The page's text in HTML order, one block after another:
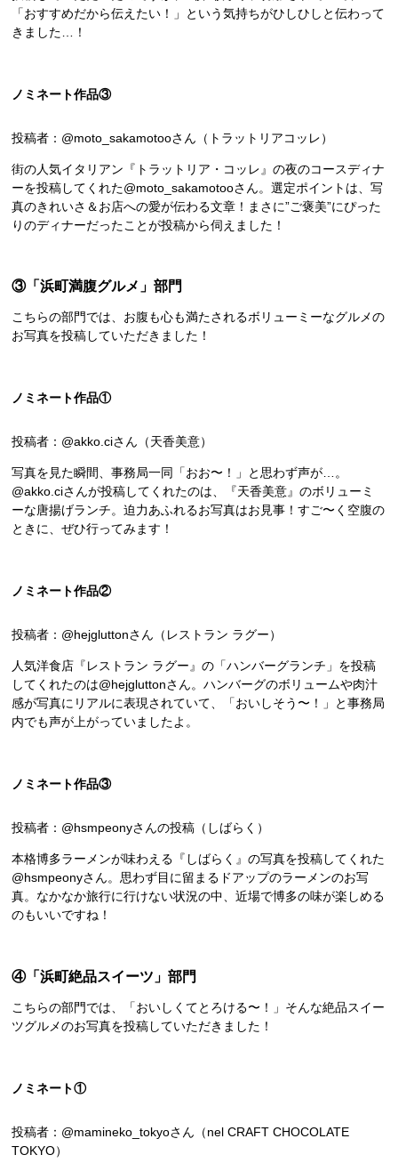
「おすすめだから伝えたい！」という気持ちがひしひしと伝わって
きました…！
ノミネート作品③
投稿者：@moto_sakamotooさん（トラットリアコッレ）
街の人気イタリアン『トラットリア・コッレ』の夜のコースディナ
ーを投稿してくれた@moto_sakamotooさん。選定ポイントは、写
真のきれいさ＆お店への愛が伝わる文章！まさに”ご褒美”にぴった
りのディナーだったことが投稿から伺えました！
③「浜町満腹グルメ」部門
こちらの部門では、お腹も心も満たされるボリューミーなグルメの
お写真を投稿していただきました！
ノミネート作品①
投稿者：@akko.ciさん（天香美意）
写真を見た瞬間、事務局一同「おお〜！」と思わず声が…。
@akko.ciさんが投稿してくれたのは、『天香美意』のボリューミ
ーな唐揚げランチ。迫力あふれるお写真はお見事！すご〜く空腹の
ときに、ぜひ行ってみます！
ノミネート作品②
投稿者：@hejgluttonさん（レストラン ラグー）
人気洋食店『レストラン ラグー』の「ハンバーグランチ」を投稿
してくれたのは@hejgluttonさん。ハンバーグのボリュームや肉汁
感が写真にリアルに表現されていて、「おいしそう〜！」と事務局
内でも声が上がっていましたよ。
ノミネート作品③
投稿者：@hsmpeonyさんの投稿（しばらく）
本格博多ラーメンが味わえる『しばらく』の写真を投稿してくれた
@hsmpeonyさん。思わず目に留まるドアップのラーメンのお写
真。なかなか旅行に行けない状況の中、近場で博多の味が楽しめる
のもいいですね！
④「浜町絶品スイーツ」部門
こちらの部門では、「おいしくてとろける〜！」そんな絶品スイー
ツグルメのお写真を投稿していただきました！
ノミネート①
投稿者：@mamineko_tokyoさん（nel CRAFT CHOCOLATE
TOKYO）